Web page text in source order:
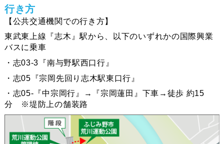
⾏き⽅
【公共交通機関での⾏き⽅】
東武東上線『志⽊』駅から、以下のいずれかの国際興業
バスに乗⾞
・志03-3『南与野駅⻄⼝⾏』
・志05『宗岡先回り志⽊駅東⼝⾏』
・志05-『中宗岡⾏』→『宗岡蓮⽥』下⾞→徒歩 約15
分 ※堤防上の舗装路